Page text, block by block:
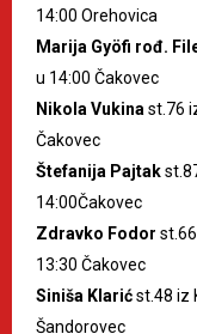
14:00 Orehovica
Marija Gyöfi rođ.
u 14:00 Čakovec
Nikola Vukinast.76
Čakovec
Štefanija Pajtak
14:00Čakovec
Zdravko Fodor
13:30 Čakovec
Siniša Klarićst.48 iz
Šandorovec